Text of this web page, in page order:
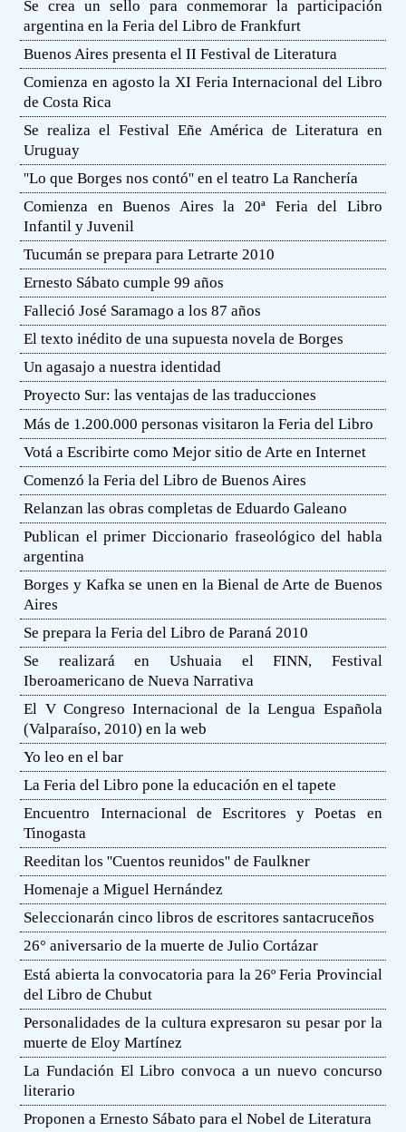
Se crea un sello para conmemorar la participación
argentina en la Feria del Libro de Frankfurt
Buenos Aires presenta el II Festival de Literatura
Comienza en agosto la XI Feria Internacional del Libro
de Costa Rica
Se realiza el Festival Eñe América de Literatura en
Uruguay
''Lo que Borges nos contó'' en el teatro La Ranchería
Comienza en Buenos Aires la 20ª Feria del Libro
Infantil y Juvenil
Tucumán se prepara para Letrarte 2010
Ernesto Sábato cumple 99 años
Falleció José Saramago a los 87 años
El texto inédito de una supuesta novela de Borges
Un agasajo a nuestra identidad
Proyecto Sur: las ventajas de las traducciones
Más de 1.200.000 personas visitaron la Feria del Libro
Votá a Escribirte como Mejor sitio de Arte en Internet
Comenzó la Feria del Libro de Buenos Aires
Relanzan las obras completas de Eduardo Galeano
Publican el primer Diccionario fraseológico del habla
argentina
Borges y Kafka se unen en la Bienal de Arte de Buenos
Aires
Se prepara la Feria del Libro de Paraná 2010
Se realizará en Ushuaia el FINN, Festival
Iberoamericano de Nueva Narrativa
El V Congreso Internacional de la Lengua Española
(Valparaíso, 2010) en la web
Yo leo en el bar
La Feria del Libro pone la educación en el tapete
Encuentro Internacional de Escritores y Poetas en
Tinogasta
Reeditan los ''Cuentos reunidos'' de Faulkner
Homenaje a Miguel Hernández
Seleccionarán cinco libros de escritores santacruceños
26° aniversario de la muerte de Julio Cortázar
Está abierta la convocatoria para la 26º Feria Provincial
del Libro de Chubut
Personalidades de la cultura expresaron su pesar por la
muerte de Eloy Martínez
La Fundación El Libro convoca a un nuevo concurso
literario
Proponen a Ernesto Sábato para el Nobel de Literatura